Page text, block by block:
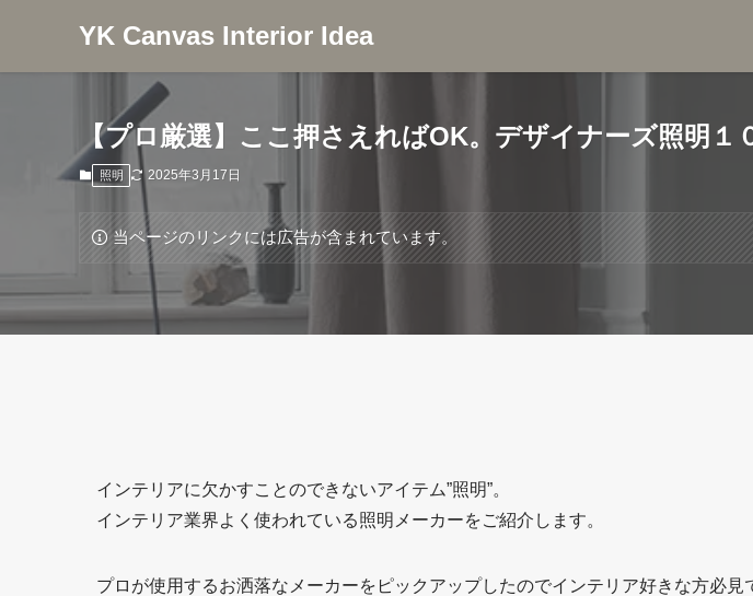
YK Canvas Interior Idea
【プロ厳選】ここ押さえればOK。デザイナーズ照明１
照明 2025年3月17日
当ページのリンクには広告が含まれています。
インテリアに欠かすことのできないアイテム”照明”。
インテリア業界よく使われている照明メーカーをご紹介します。
プロが使用するお洒落なメーカーをピックアップしたのでインテリア好きな方必見